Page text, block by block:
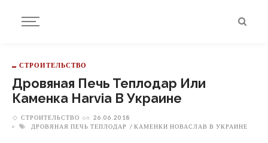
СТРОИТЕЛЬСТВО
Дровяная Печь Теплодар Или
Каменка Harvia В Украине
СТРОИТЕЛЬСТВО on 26.06.2018
ДРОВЯНАЯ ПЕЧЬ ТЕПЛОДАР
КАМЕНКИ НОВАСЛАВ В УКРАИНЕ